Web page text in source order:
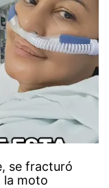
se fracturó
la moto